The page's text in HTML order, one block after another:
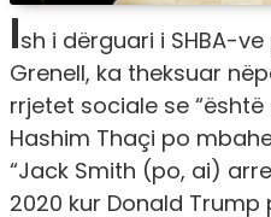
Ish i dërguari i SHBA-
Grenell, ka theksuar
rrjetet sociale se
Hashim Thaçi po
“Jack Smith (po, ai)
2020 kur Donald